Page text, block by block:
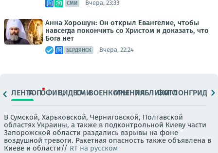
СМИ Вчера, 23:33
Анна Хорошун: Он открыл Евангелие, чтобы
навсегда покончить со Христом и доказать, что
Бога нет
БЕРДЯНСК Вчера, 22:24
ЛЕНТАТОПОФИЦ.ВИДЕОСМИВОЕНКОРЫМНЕНИЯПАБЛИКИ
ФОТОЛОНГРИДЫ
В Сумской, Харьковской, Черниговской, Полтавской
областях Украины, а также в подконтрольной Киеву части
Запорожской области раздались взрывы на фоне
воздушной тревоги. Ракетная опасность также объявлена в
Киеве и области// RT на русском